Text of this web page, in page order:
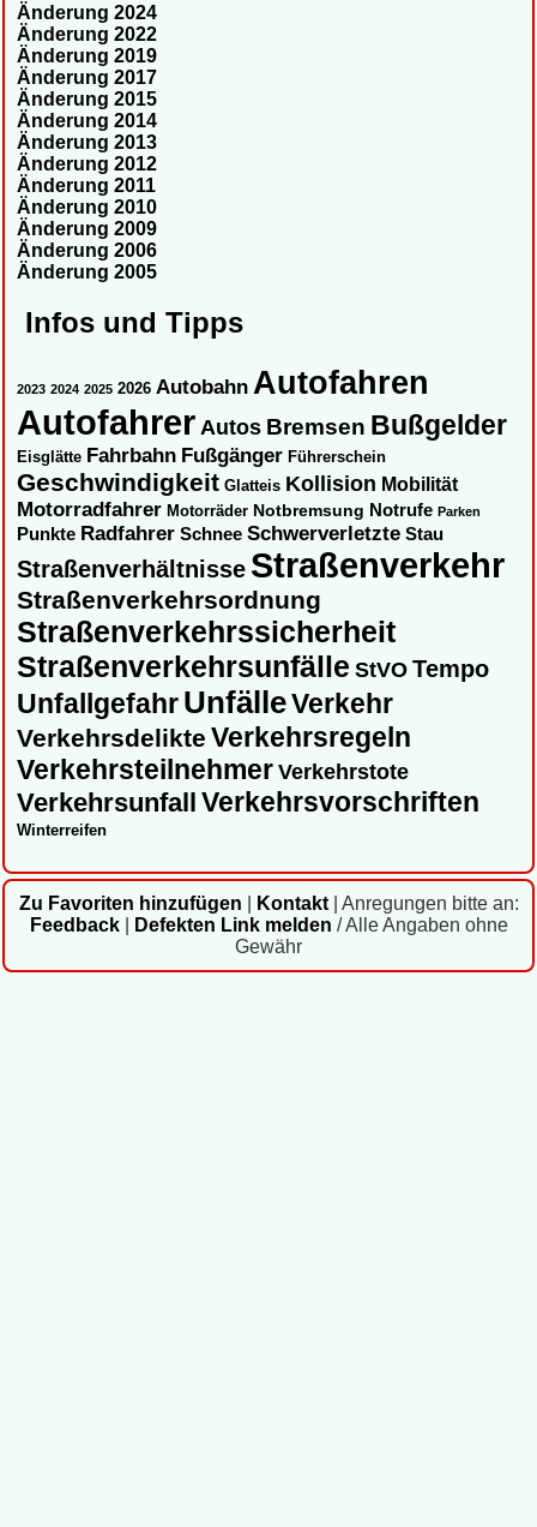
Änderung 2024
Änderung 2022
Änderung 2019
Änderung 2017
Änderung 2015
Änderung 2014
Änderung 2013
Änderung 2012
Änderung 2011
Änderung 2010
Änderung 2009
Änderung 2006
Änderung 2005
Infos und Tipps
2023 2024 2025 2026 Autobahn Autofahren
AutofahrerAutos Bremsen Bußgelder
Eisglätte Fahrbahn Fußgänger Führerschein
Geschwindigkeit Glatteis Kollision Mobilität
Motorradfahrer Motorräder Notbremsung Notrufe Parken
Punkte Radfahrer Schnee Schwerverletzte Stau
Straßenverhältnisse Straßenverkehr
Straßenverkehrsordnung
Straßenverkehrssicherheit
Straßenverkehrsunfälle StVOTempo
UnfallgefahrUnfälleVerkehr
Verkehrsdelikte Verkehrsregeln
Verkehrsteilnehmer Verkehrstote
Verkehrsunfall Verkehrsvorschriften
Winterreifen
Zu Favoriten hinzufügen Kontakt| Anregungen bitte an:
Feedback| Defekten Link melden / Alle Angaben ohne
Gewähr